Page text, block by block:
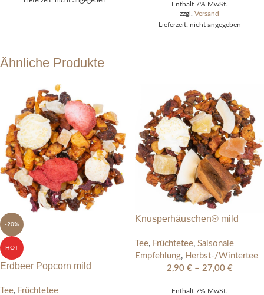
Enthält 7% MwSt.
zzgl. Versand
Lieferzeit: nicht angegeben
Ähnliche Produkte
-20%
HOT
Erdbeer Popcorn mild
Tee, Früchtetee
Knusperhäuschen® mild
Tee, Früchtetee, Saisonale
Empfehlung, Herbst-/Wintertee
2,90 € – 27,00 €
Enthält 7% MwSt.